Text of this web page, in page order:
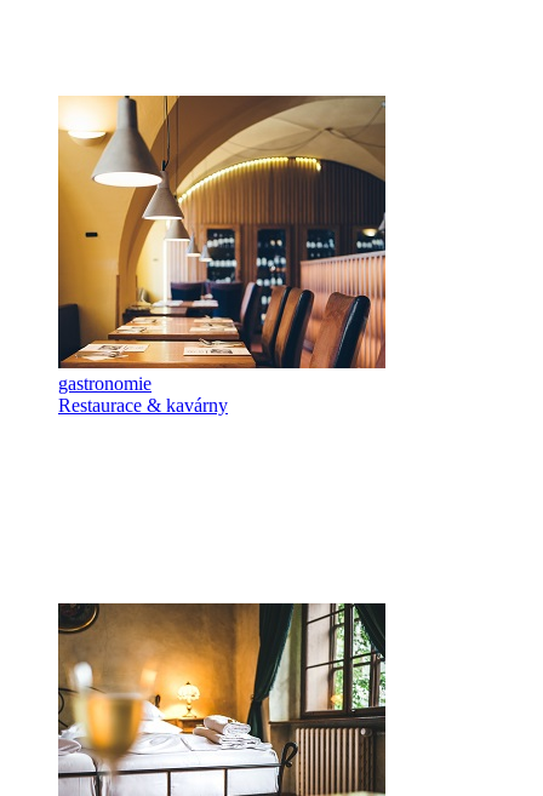
gastronomie
Restaurace & kavárny